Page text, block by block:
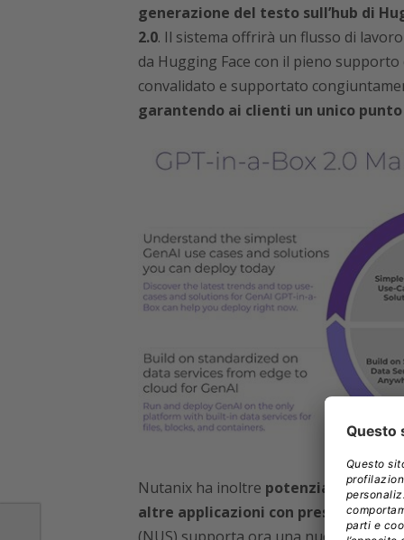
generazione del testo sull’hub di
2.0. Il sistema offrirà un flusso di
da Hugging Face con il pieno
convalidato e supportato
garantendo ai clienti un unico
Nutanix ha inoltre potenziato la sua
altre applicazioni con prestazioni,